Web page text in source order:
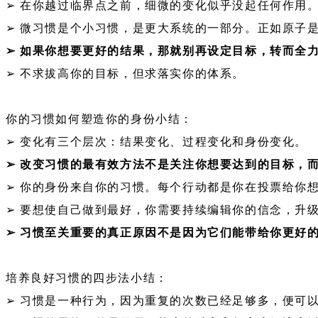
➢ 在你越过临界点之前，细微的变化似乎没起任何作用
➢ 微习惯是个小习惯，是更大系统的一部分。正如原子
➢ 如果你想要更好的结果，那就别再设定目标，转而全
➢ 不求拔高你的目标，但求落实你的体系。
你的习惯如何塑造你的身份小结：
➢ 变化有三个层次：结果变化、过程变化和身份变化。
➢ 改变习惯的最有效方法不是关注你想要达到的目标，
➢ 你的身份来自你的习惯。每个行动都是你在投票给你
➢ 要想使自己做到最好，你需要持续编辑你的信念，升
➢ 习惯至关重要的真正原因不是因为它们能带给你更好
培养良好习惯的四步法小结：
➢ 习惯是一种行为，因为重复的次数已经足够多，便可